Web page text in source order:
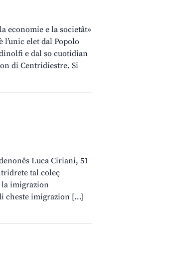
economie e la societât»
elet dal Popolo
e dal so cuotidian
di Centridiestre. Si
Luca Ciriani, 51
tal coleç
la imigrazion
cheste imigrazion […]